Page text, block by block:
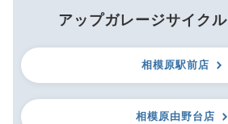
アップガレージサイク
相模原駅前店
相模原由野台店